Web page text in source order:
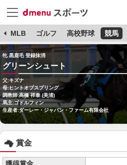
MLB ゴルフ 高校野球 競馬
牝 黒鹿毛 登録抹消
グリーンシュート
父:キズナ
母:ヒントオブスプリング
調教師:高橋 祥泰 (美浦)
馬主:ゴドルフィン
生産者:ダーレー・ジャパン・ファーム有限会社
賞金